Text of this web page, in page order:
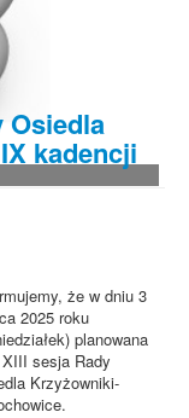
Osiedla
kadencji
że w dniu 3
2025 roku
planowana
sesja Rady
Krzyżowniki-